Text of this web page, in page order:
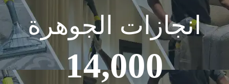
انجازات الجوهرة
14,000